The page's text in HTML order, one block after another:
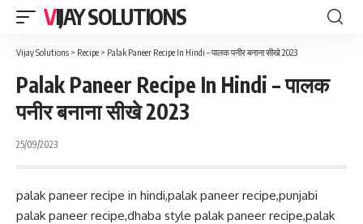
VIJAY SOLUTIONS
Vijay Solutions > Recipe > Palak Paneer Recipe In Hindi – पालक पनीर बनाना सीखे 2023
Palak Paneer Recipe In Hindi – पालक
पनीर बनाना सीखे 2023
25/09/2023
palak paneer recipe in hindi,palak paneer recipe,punjabi
palak paneer recipe,dhaba style palak paneer recipe,palak